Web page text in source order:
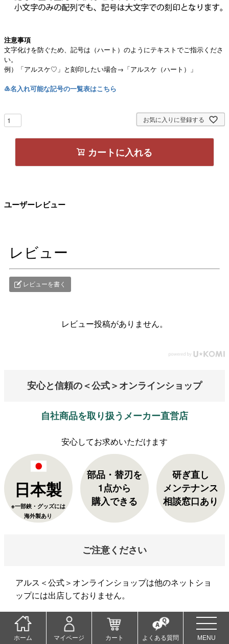
注意事項
文字化けを防ぐため、記号は（ハート）のようにテキストでご指示くださ
い。
例）「アルスケ♡」と刻印したい場合→「アルスケ（ハート）」
♵名入れ可能な記号の一覧表はこちら
お気に入りに登録する
カートに入れる
ユーザーレビュー
レビュー
レビューを書く
レビュー投稿がありません。
安心と信頼の＜公式＞オンラインショップ
自社商品を取り扱うメーカー直営店
日本製
※一部鋏・グッズには
海外製あり
部品・替刃を
1点から
購入できる
研ぎ直し
メンテナンス
相談窓口あり
ご注意ください
アルス＜公式＞オンラインショップは他のネットショ
ップには出店しておりません。
当店以外でご購入された商品の返品・交換は承れませ
ん。ご了承くださいませ。
ホーム マイページ カート よくある質問 MENU